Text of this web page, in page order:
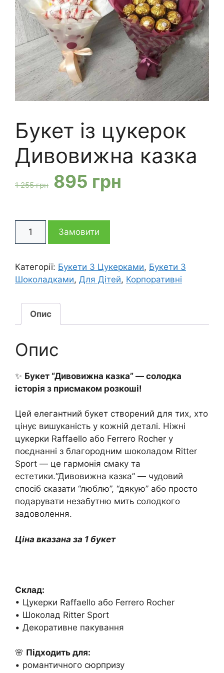
Букет із цукерок
Дивовижна казка
1 255грн Оригінальна
1
255 грн
895 грн
Букет
Дивовижна
казка
Замовити
Категорії: Букети З Цукерками, Букети З
Шоколадками, Для Дітей, Корпоративні
Опис
Опис
✨ Букет “Дивовижна казка” — солодка
історія з присмаком розкоші!
Цей елегантний букет створений для тих, хто
цінує вишуканість у кожній деталі. Ніжні
цукерки Raffaello або Ferrero Rocher у
поєднанні з благородним шоколадом Ritter
Sport — це гармонія смаку та
естетики.“Дивовижна казка” — чудовий
спосіб сказати “люблю”, “дякую” або просто
подарувати незабутню мить солодкого
задоволення.
Ціна вказана за 1 букет
Склад:
• Цукерки Raffaello або Ferrero Rocher
• Шоколад Ritter Sport
• Декоративне пакування
🌸 Підходить для:
• романтичного сюрпризу